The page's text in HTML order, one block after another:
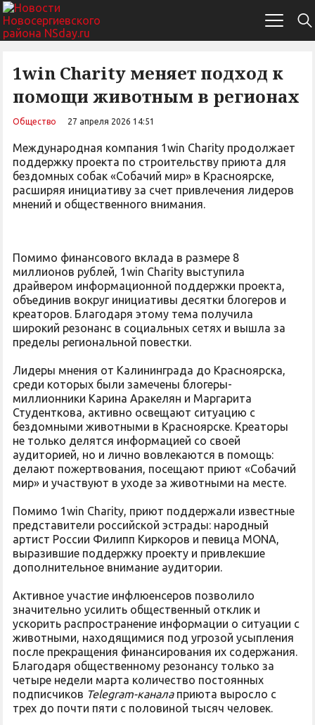
1win Charity меняет подход к
помощи животным в регионах
Общество 27 апреля 2026 14:51
Международная компания 1win Charity продолжает
поддержку проекта по строительству приюта для
бездомных собак «Собачий мир» в Красноярске,
расширяя инициативу за счет привлечения лидеров
мнений и общественного внимания.
Помимо финансового вклада в размере 8
миллионов рублей, 1win Charity выступила
драйвером информационной поддержки проекта,
объединив вокруг инициативы десятки блогеров и
креаторов. Благодаря этому тема получила
широкий резонанс в социальных сетях и вышла за
пределы региональной повестки.
Лидеры мнения от Калининграда до Красноярска,
среди которых были замечены блогеры-
миллионники Карина Аракелян и Маргарита
Студенткова, активно освещают ситуацию с
бездомными животными в Красноярске. Креаторы
не только делятся информацией со своей
аудиторией, но и лично вовлекаются в помощь:
делают пожертвования, посещают приют «Собачий
мир» и участвуют в уходе за животными на месте.
Помимо 1win Charity, приют поддержали известные
представители российской эстрады: народный
артист России Филипп Киркоров и певица MONA,
выразившие поддержку проекту и привлекшие
дополнительное внимание аудитории.
Активное участие инфлюенсеров позволило
значительно усилить общественный отклик и
ускорить распространение информации о ситуации с
животными, находящимися под угрозой усыпления
после прекращения финансирования их содержания.
Благодаря общественному резонансу только за
четыре недели марта количество постоянных
подписчиков Telegram-каналаприюта выросло с
трех до почти пяти с половиной тысяч человек.